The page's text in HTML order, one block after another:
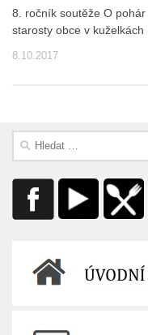
8. ročník soutěže O pohár
starosty obce v kuželkách
8.10.2017
Vyhledávání